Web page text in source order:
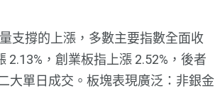
支撐的上漲，多數主要指數全面收
2.13%，創業板指上漲 2.52%，後者
大單日成交。板塊表現廣泛：非銀金